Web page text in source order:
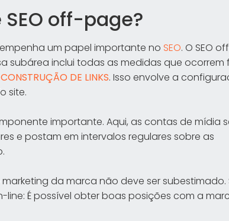
off-page?
um papel importante no SEO. O SEO
subárea inclui todas as medidas que ocorrem
CONSTRUÇÃO DE LINKS. Isso envolve a
site.
importante. Aqui, as contas de mídia
e postam em intervalos regulares sobre as
da marca não deve ser subestimado.
É possível obter boas posições com a